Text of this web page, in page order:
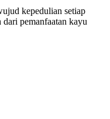
kepedulian setiap
pemanfaatan kayu